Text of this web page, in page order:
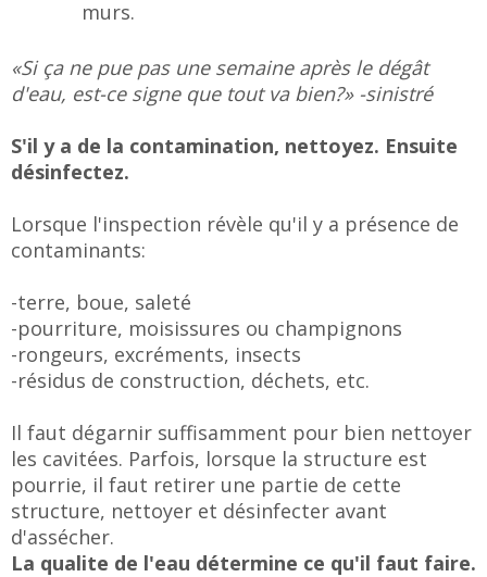
murs.
«Si ça ne pue pas une semaine après le dégât
d'eau, est-ce signe que tout va bien?» -sinistré
S'il y a de la contamination, nettoyez. Ensuite
désinfectez.
Lorsque l'inspection révèle qu'il y a présence de
contaminants:
-terre, boue, saleté
-pourriture, moisissures ou champignons
-rongeurs, excréments, insects
-résidus de construction, déchets, etc.
Il faut dégarnir suffisamment pour bien nettoyer
les cavitées. Parfois, lorsque la structure est
pourrie, il faut retirer une partie de cette
structure, nettoyer et désinfecter avant
d'assécher.
La qualite de l'eau détermine ce qu'il faut faire.